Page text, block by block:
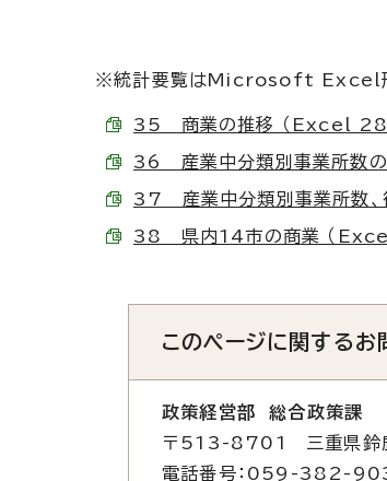
※統計要覧はMicrosoft Excel形
35 商業の推移 （Excel
36 産業中分類別事業所数
37 産業中分類別事業所数、
38 県内14市の商業 （
このページに関するお
政策経営部 総合政策課
〒513-8701 三重県鈴
電話番号：059-382-